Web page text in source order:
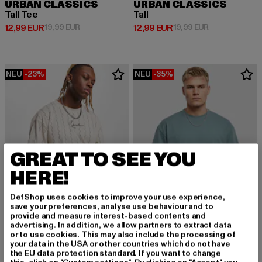
URBAN CLASSICS
Tall Tee
12,99 EUR
Derzeitiger Preis: 12,99 EUR
19,99 EURAktionspreis: 19,99 EUR
URBAN CLASSICS
Tall
12,99 EUR
Derzeitiger Preis: 12,99 EUR
19,99 EURAktionspreis:
NEU -23%
KARL KANI
Small Signature Ziczac Pinstripe
34,99 EURAktionspreis: 34,99 EUR
NEU -35%
URBAN CLASSICS
GREAT TO SEE YOU
HERE!
DefShop uses cookies to improve your use experience,
save your preferences, analyse use behaviour and to
provide and measure interest-based contents and
advertising. In addition, we allow partners to extract data
or to use cookies. This may also include the processing of
your data in the USA or other countries which do not have
the EU data protection standard. If you want to change